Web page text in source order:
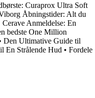
Curaprox Ultra Soft
Åbningstider: Alt du
Cerave Anmeldelse: En
bedste One Million
Den Ultimative Guide til
En Strålende Hud • Fordele